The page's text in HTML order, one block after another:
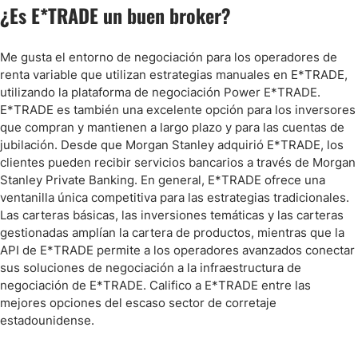
¿Es E*TRADE un buen broker?
Me gusta el entorno de negociación para los operadores de
renta variable que utilizan estrategias manuales en E*TRADE,
utilizando la plataforma de negociación Power E*TRADE.
E*TRADE es también una excelente opción para los inversores
que compran y mantienen a largo plazo y para las cuentas de
jubilación. Desde que Morgan Stanley adquirió E*TRADE, los
clientes pueden recibir servicios bancarios a través de Morgan
Stanley Private Banking. En general, E*TRADE ofrece una
ventanilla única competitiva para las estrategias tradicionales.
Las carteras básicas, las inversiones temáticas y las carteras
gestionadas amplían la cartera de productos, mientras que la
API de E*TRADE permite a los operadores avanzados conectar
sus soluciones de negociación a la infraestructura de
negociación de E*TRADE. Califico a E*TRADE entre las
mejores opciones del escaso sector de corretaje
estadounidense.